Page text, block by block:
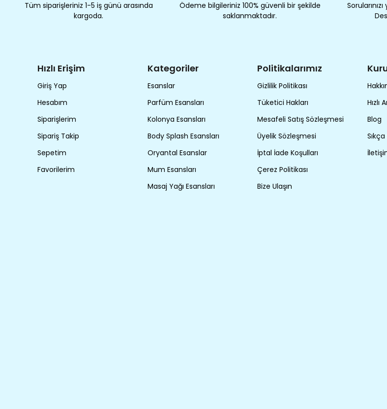
Tüm siparişleriniz 1-5 iş günü arasında
kargoda.
Ödeme bilgileriniz 100% güvenli bir şekilde
saklanmaktadır.
Hızlı Erişim
Giriş Yap
Hesabım
Siparişlerim
Sipariş Takip
Sepetim
Favorilerim
Kategoriler
Esanslar
Parfüm Esansları
Kolonya Esansları
Body Splash Esansları
Oryantal Esanslar
Mum Esansları
Masaj Yağı Esansları
Politikalarımız
Gizlilik Politikası
Tüketici Hakları
Mesafeli Satış Sözleşmesi
Üyelik Sözleşmesi
İptal İade Koşulları
Çerez Politikası
Bize Ulaşın
Hızlı
Blog